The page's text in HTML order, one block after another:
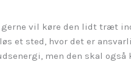
vil køre den lidt træt
et sted, hvor det er
men den skal også